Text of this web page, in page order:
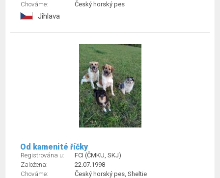
Chováme:
Český horský pes
Jihlava
Od kamenité říčky
Registrována u:
FCI (ČMKU, SKJ)
Založena:
22.07.1998
Chováme:
Český horský pes, Sheltie